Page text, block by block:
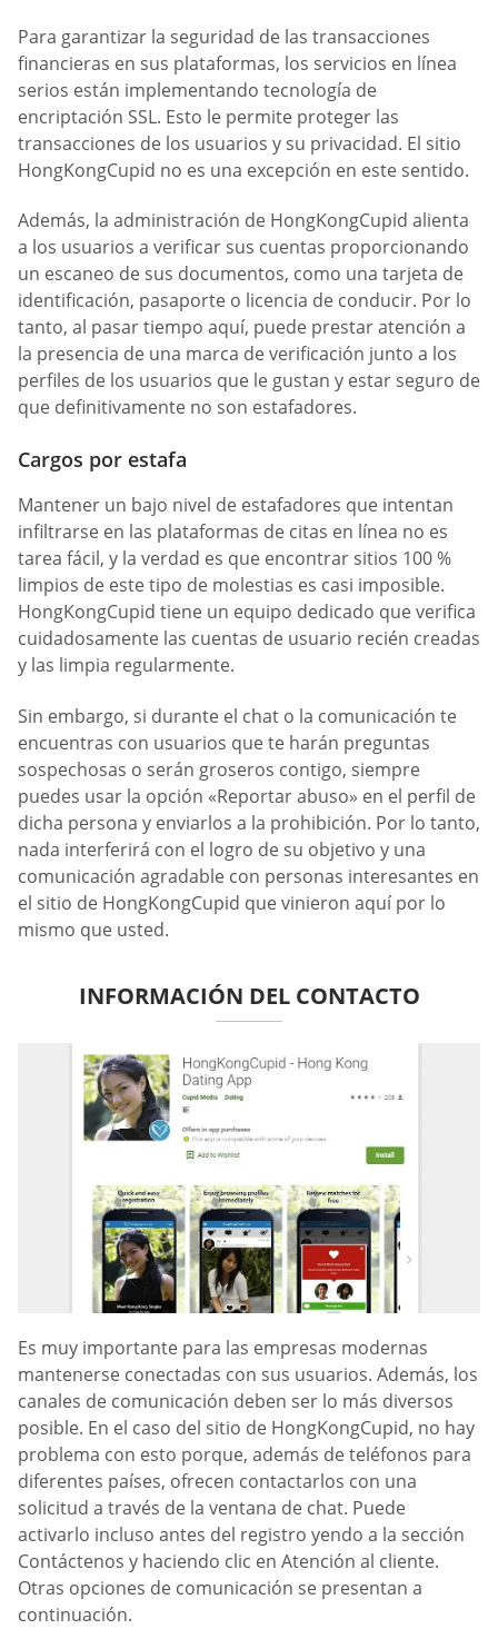
Para garantizar la seguridad de las transacciones
financieras en sus plataformas, los servicios en línea
serios están implementando tecnología de
encriptación SSL. Esto le permite proteger las
transacciones de los usuarios y su privacidad. El sitio
HongKongCupid no es una excepción en este sentido.
Además, la administración de HongKongCupid alienta
a los usuarios a verificar sus cuentas proporcionando
un escaneo de sus documentos, como una tarjeta de
identificación, pasaporte o licencia de conducir. Por lo
tanto, al pasar tiempo aquí, puede prestar atención a
la presencia de una marca de verificación junto a los
perfiles de los usuarios que le gustan y estar seguro de
que definitivamente no son estafadores.
Cargos por estafa
Mantener un bajo nivel de estafadores que intentan
infiltrarse en las plataformas de citas en línea no es
tarea fácil, y la verdad es que encontrar sitios 100 %
limpios de este tipo de molestias es casi imposible.
HongKongCupid tiene un equipo dedicado que verifica
cuidadosamente las cuentas de usuario recién creadas
y las limpia regularmente.
Sin embargo, si durante el chat o la comunicación te
encuentras con usuarios que te harán preguntas
sospechosas o serán groseros contigo, siempre
puedes usar la opción «Reportar abuso» en el perfil de
dicha persona y enviarlos a la prohibición. Por lo tanto,
nada interferirá con el logro de su objetivo y una
comunicación agradable con personas interesantes en
el sitio de HongKongCupid que vinieron aquí por lo
mismo que usted.
INFORMACIÓN DEL CONTACTO
Es muy importante para las empresas modernas
mantenerse conectadas con sus usuarios. Además, los
canales de comunicación deben ser lo más diversos
posible. En el caso del sitio de HongKongCupid, no hay
problema con esto porque, además de teléfonos para
diferentes países, ofrecen contactarlos con una
solicitud a través de la ventana de chat. Puede
activarlo incluso antes del registro yendo a la sección
Contáctenos y haciendo clic en Atención al cliente.
Otras opciones de comunicación se presentan a
continuación.